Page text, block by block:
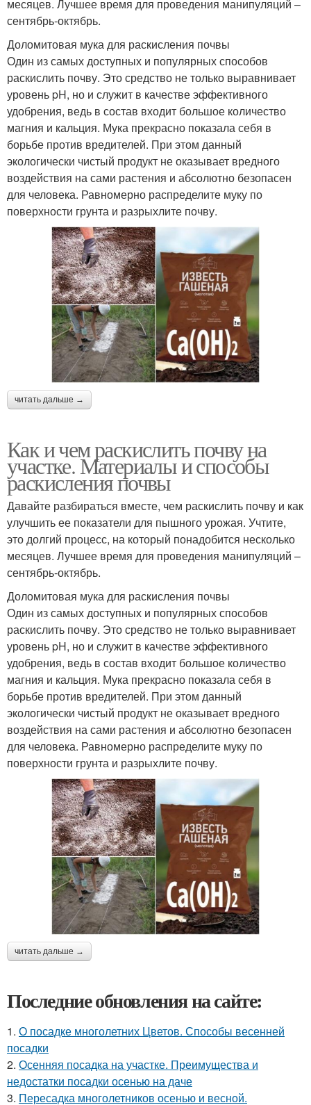
месяцев. Лучшее время для проведения манипуляций –
сентябрь-октябрь.
Доломитовая мука для раскисления почвы
Один из самых доступных и популярных способов
раскислить почву. Это средство не только выравнивает
уровень pH, но и служит в качестве эффективного
удобрения, ведь в состав входит большое количество
магния и кальция. Мука прекрасно показала себя в
борьбе против вредителей. При этом данный
экологически чистый продукт не оказывает вредного
воздействия на сами растения и абсолютно безопасен
для человека. Равномерно распределите муку по
поверхности грунта и разрыхлите почву.
читать дальше →
Как и чем раскислить почву на
участке. Материалы и способы
раскисления почвы
Давайте разбираться вместе, чем раскислить почву и как
улучшить ее показатели для пышного урожая. Учтите,
это долгий процесс, на который понадобится несколько
месяцев. Лучшее время для проведения манипуляций –
сентябрь-октябрь.
Доломитовая мука для раскисления почвы
Один из самых доступных и популярных способов
раскислить почву. Это средство не только выравнивает
уровень pH, но и служит в качестве эффективного
удобрения, ведь в состав входит большое количество
магния и кальция. Мука прекрасно показала себя в
борьбе против вредителей. При этом данный
экологически чистый продукт не оказывает вредного
воздействия на сами растения и абсолютно безопасен
для человека. Равномерно распределите муку по
поверхности грунта и разрыхлите почву.
читать дальше →
Последние обновления на сайте:
1. О посадке многолетних Цветов. Способы весенней
посадки
2. Осенняя посадка на участке. Преимущества и
недостатки посадки осенью на даче
3. Пересадка многолетников осенью и весной.